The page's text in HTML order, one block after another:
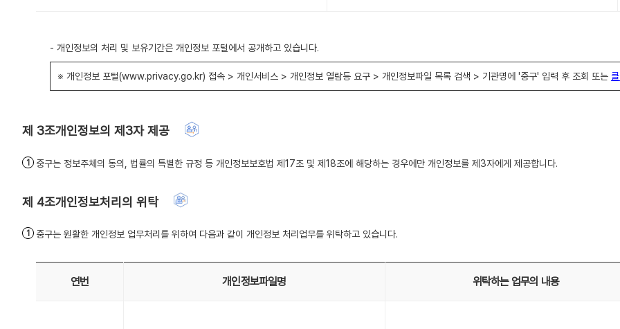
- 개인정보의 처리 및 보유기간은 개인정보 포털에서 공개하고 있습니다.
※ 개인정보 포털(www.privacy.go.kr) 접속 > 개인서비스 > 개인정보 열람등 요구 > 개인정보파일 목록 검색 > 기관명에 '중구' 입력 후 조회 또는
개인정보의 제3자 제공
중구는 정보주체의 동의, 법률의 특별한 규정 등 개인정보보호법 제17조 및 제18조에 해당하는 경우에만 개인정보를 제3자에게 제공합니다.
개인정보처리의 위탁
중구는 원활한 개인정보 업무처리를 위하여 다음과 같이 개인정보 처리업무를 위탁하고 있습니다.
연번 개인정보파일명 위탁하는 업무의 내용